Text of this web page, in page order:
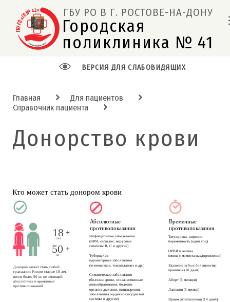
ГБУ РО В Г. РОСТОВЕ-НА-ДОНУ
Городская
поликлиника № 41
ВЕРСИЯ ДЛЯ СЛАБОВИДЯЩИХ
Главная
Для пациентов
Справочник пациента
Донорство крови
Кто может стать донором крови
18
лет
50
кг
Донором может стать любой
гражданин России старше 18 лет,
весом более 50 кг, не имеющий
абсолютных и временных
противопоказаний
Абсолютные
противопоказания
Инфекционные заболевания
(ВИЧ, сифилис, вирусные
гепатиты B, C и другие)
Туберкулёз,
паразитарные заболевания
(эхинококкоз, токсоплазмоз и др.)
Соматические заболевания
(болезни крови, злокачественные
новообразования, болезни
органов дыхания, пищеварения,
заболевания сердечно-сосудистой
системы и другие)
Временные
противопоказания
Татуировки, пирсинг,
беременность (один год)
ОРВИ и ангина
(месяц с момента выздоровления)
Удаление зуба и большинство
прививок (10 дней)
Аборт (6 месяцев)
Лактация (3 месяца)
Прием антибиотиков (14 дней)
+
+